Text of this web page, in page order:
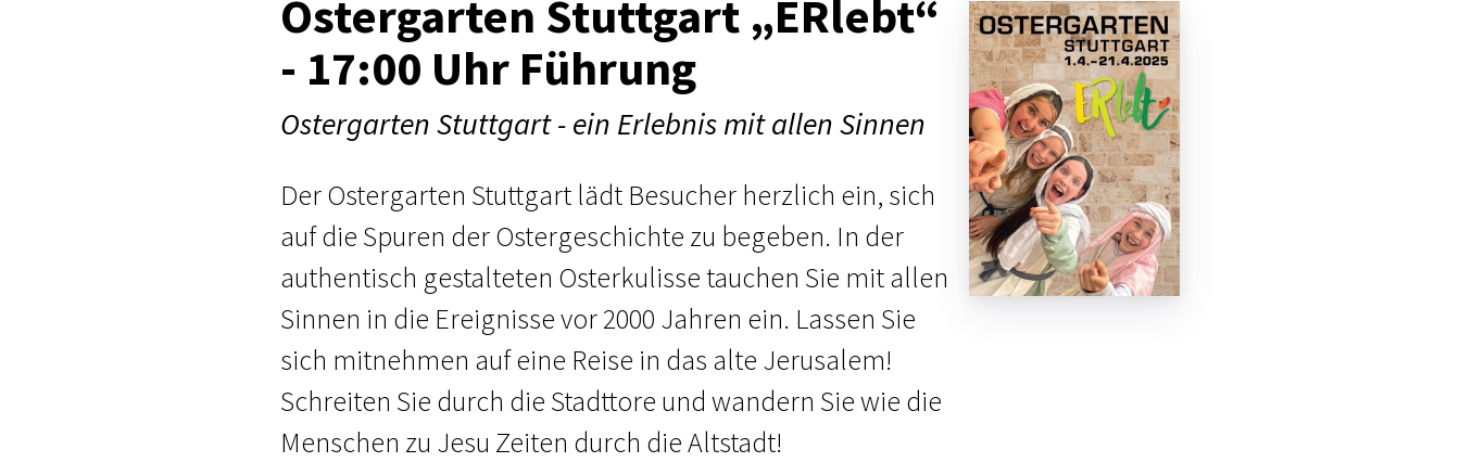
Ostergarten Stuttgart „ERlebt“
- 17:00 Uhr Führung
Ostergarten Stuttgart - ein Erlebnis mit allen Sinnen
Der Ostergarten Stuttgart lädt Besucher herzlich ein, sich
auf die Spuren der Ostergeschichte zu begeben. In der
authentisch gestalteten Osterkulisse tauchen Sie mit allen
Sinnen in die Ereignisse vor 2000 Jahren ein. Lassen Sie
sich mitnehmen auf eine Reise in das alte Jerusalem!
Schreiten Sie durch die Stadttore und wandern Sie wie die
Menschen zu Jesu Zeiten durch die Altstadt!